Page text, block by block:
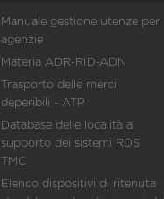
Manuale gestione utenze per
agenzie
Materia ADR-RID-ADN
Trasporto delle merci
deperibili - ATP
Database delle località a
supporto dei sistemi RDS
TMC
Elenco dispositivi di ritenuta